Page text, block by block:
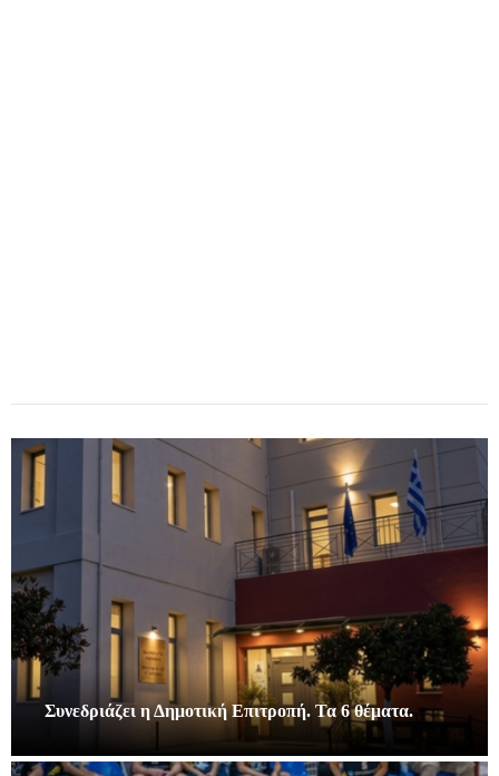
Συνεδριάζει η Δημοτική Επιτροπή. Τα 6 θέματα.